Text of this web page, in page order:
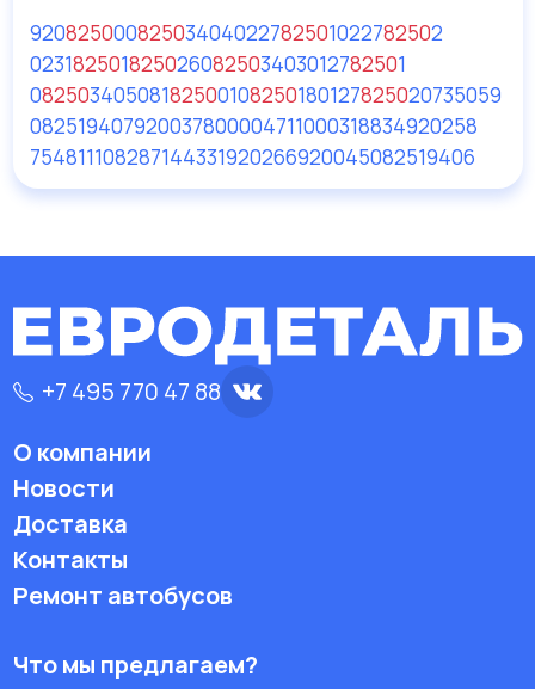
92082500082503404022782501022782502
023182501825026082503403012782501
08250340508182500108250180127825020735059
082519407920037800004711000318834920258
754811108287144331920266920045082519406
+7 495 770 47 88
О компании
Новости
Доставка
Контакты
Ремонт автобусов
Что мы предлагаем?